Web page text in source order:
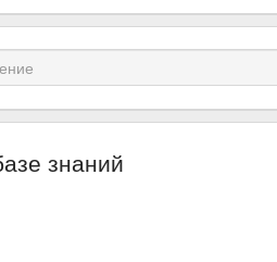
знаний